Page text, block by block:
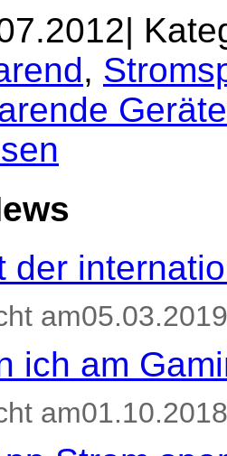
|
,
Geräte
der
am05.03.2019
ich am
am01.10.2018